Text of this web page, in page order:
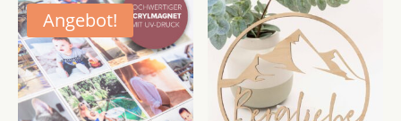
Angebot!